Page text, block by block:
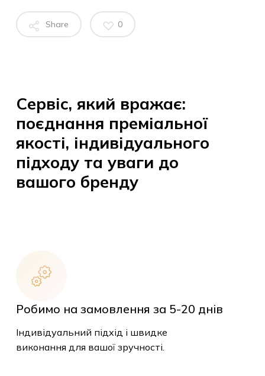
Share 0
Сервіс, який вражає:
поєднання преміальної
якості, індивідуального
підходу та уваги до
вашого бренду
Робимо на замовлення за 5-20
Індивідуальний підхід і швидке